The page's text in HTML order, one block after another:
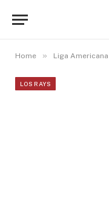
Home » Liga Americana
LOS RAYS